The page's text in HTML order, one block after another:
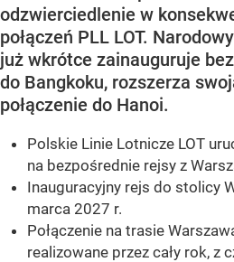
odzwierciedlenie w
połączeń PLL LOT.
już wkrótce zainauguruje
do Bangkoku, rozszerza
połączenie do Hanoi.
Polskie Linie Lotnicze LOT
na bezpośrednie rejsy z
Inauguracyjny rejs do stolicy
marca 2027 r.
Połączenie na trasie
realizowane przez cały rok,